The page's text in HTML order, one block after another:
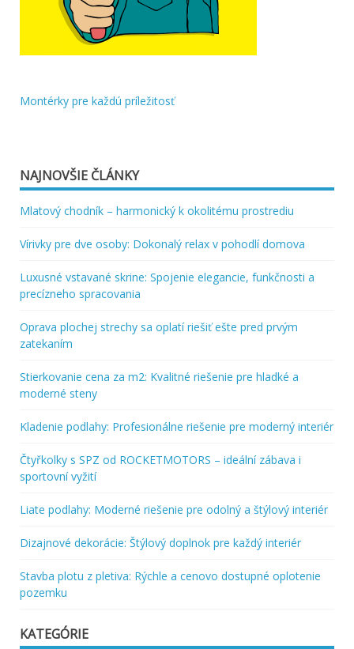
článku
Montérky pre každú príležitosť
NAJNOVŠIE ČLÁNKY
Mlatový chodník – harmonický k okolitému prostrediu
Vírivky pre dve osoby: Dokonalý relax v pohodlí domova
Luxusné vstavané skrine: Spojenie elegancie, funkčnosti a
precízneho spracovania
Oprava plochej strechy sa oplatí riešiť ešte pred prvým
zatekaním
Stierkovanie cena za m2: Kvalitné riešenie pre hladké a
moderné steny
Kladenie podlahy: Profesionálne riešenie pre moderný interiér
Čtyřkolky s SPZ od ROCKETMOTORS – ideální zábava i
sportovní vyžití
Liate podlahy: Moderné riešenie pre odolný a štýlový interiér
Dizajnové dekorácie: Štýlový doplnok pre každý interiér
Stavba plotu z pletiva: Rýchle a cenovo dostupné oplotenie
pozemku
KATEGÓRIE